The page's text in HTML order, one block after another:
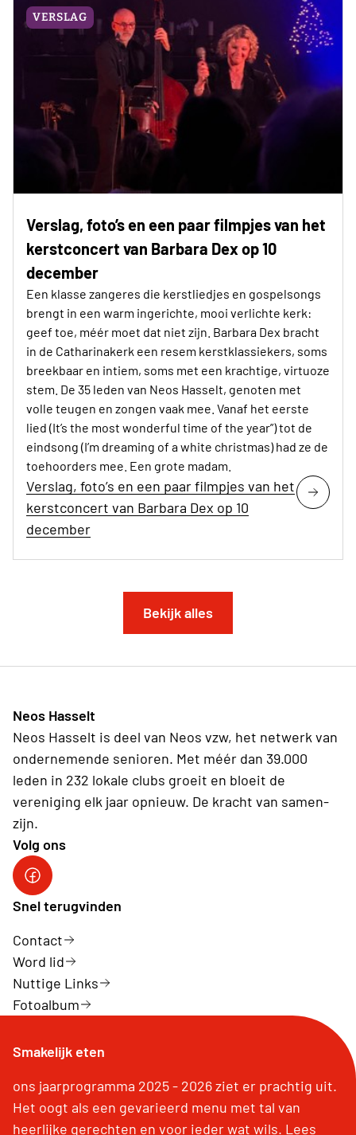
VERSLAG
Verslag, foto’s en een paar filmpjes van het
kerstconcert van Barbara Dex op 10
december
Een klasse zangeres die kerstliedjes en gospelsongs
brengt in een warm ingerichte, mooi verlichte kerk:
geef toe, méér moet dat niet zijn. Barbara Dex bracht
in de Catharinakerk een resem kerstklassiekers, soms
breekbaar en intiem, soms met een krachtige, virtuoze
stem. De 35 leden van Neos Hasselt, genoten met
volle teugen en zongen vaak mee. Vanaf het eerste
lied (It’s the most wonderful time of the year”) tot de
eindsong (I’m dreaming of a white christmas) had ze de
toehoorders mee. Een grote madam.
Verslag, foto’s en een paar filmpjes van het
kerstconcert van Barbara Dex op 10
december
Bekijk alles
Neos Hasselt
Neos Hasselt is deel van Neos vzw, het netwerk van
ondernemende senioren. Met méér dan 39.000
leden in 232 lokale clubs groeit en bloeit de
vereniging elk jaar opnieuw. De kracht van samen-
zijn.
Volg ons
Neos Hasselt
Snel terugvinden
Contact
Word lid
Nuttige Links
Fotoalbum
Smakelijk eten
ons jaarprogramma 2025 - 2026 ziet er prachtig uit.
Het oogt als een gevarieerd menu met tal van
heerlijke gerechten en voor ieder wat wils. Lees